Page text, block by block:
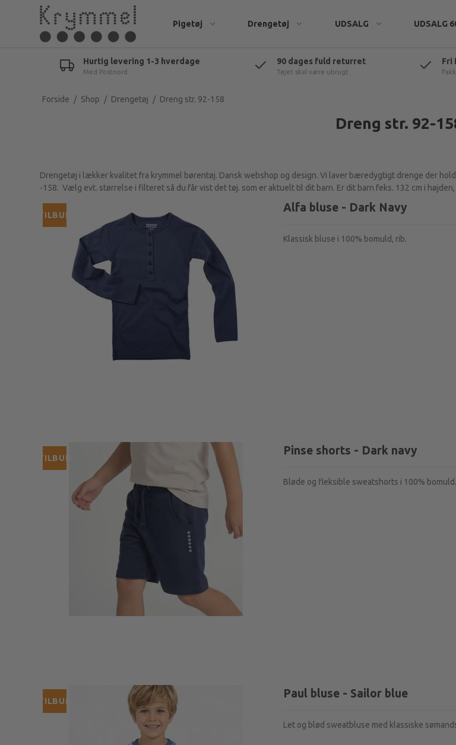
Pigetøj
Body & overdele 68-92
Underdele 68-92 Bluser
Toppe og T-shirts
Bukser til piger
Jakker & regntøj
Undertøj
Strømpebukser & tilbehør
Drengetøj
Body & overdele 68-98
Underdele 68-92
Bluser og sweatshirts
Bukser
Fleece & overtøj
UDSALG UDSALG
Hurtig levering 1-3 hverdage
Med Postnord
90 dages fuld returret
Tøjet skal være ubrugt
Fri
Forside / Shop / Drengetøj / Dreng str. 92-158
Dreng str. 92-
Drengetøj i lækker kvalitet fra krymmel børentøj. Dansk webshop og design. Vi laver bæredygtigt drenge der
-158. Vælg evt. størrelse i filteret så du får vist det tøj. som er aktuelt til dit barn. Er dit barn feks. 132 cm i
TILBUD
Alfa bluse - Dark Navy
Klassisk bluse i 100% bomuld, rib.
TILBUD
Pinse shorts - Dark navy
Bløde og fleksible sweatshorts i 100% bomuld.
TILBUD
Paul bluse - Sailor blue
Let og blød sweatbluse med klassiske